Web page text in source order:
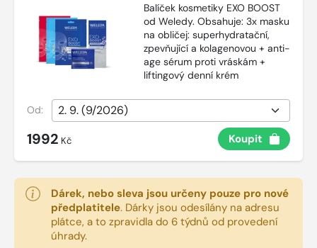
Balíček kosmetiky EXO BOOST
od Weledy. Obsahuje: 3x masku
na obličej: superhydratační,
zpevňující a kolagenovou + anti-
age sérum proti vráskám +
liftingový denní krém
Od:
1992 Kč Koupit
Dárek, nebo sleva jsou určeny pouze pro nové
předplatitele. Dárky jsou odesílány na adresu
plátce, a to zpravidla do 6 týdnů od provedení
úhrady.